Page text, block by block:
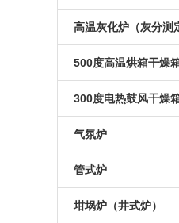
节能马弗炉
工业马弗炉
一体马弗炉
实验室马弗炉
可编程马弗炉
硅碳棒马弗炉
工业高温炉
箱式高温炉
高温实验炉
高温加热炉
高温煅烧炉
硅碳棒高温炉
智能箱式炉
箱式沾火炉
高温箱式电阻炉
中温箱式电阻炉
工业箱式电阻炉
高温保温箱式炉
氧化锆烧结炉
陶瓷纤维箱式炉
陶瓷纤维高温炉
陶瓷纤维箱式电阻炉
陶瓷纤维高温电阻炉
1000度陶瓷纤维马
高温灰化炉（灰分测
高温灰化炉
灰分测定仪
煤炭灰分测定仪
塑料灰分测定仪
石油灰分测定仪
500度高温烘箱干燥
500度高温烘箱
300度电热鼓风干燥
烘箱
鼓风干燥箱
恒温干燥箱
气氛炉
高温气氛炉
箱式气氛炉
管式炉
高温管式炉
坩埚炉（井式炉）